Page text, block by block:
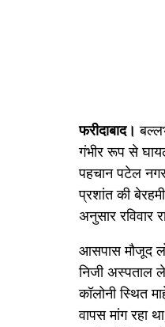
फरीदाबाद।
गंभीर रूप से
पहचान पटेल
प्रशांत की
अनुसार रविवार
आसपास मौजूद
निजी अस्पताल
कॉलोनी स्थित
वापस मांग रहा